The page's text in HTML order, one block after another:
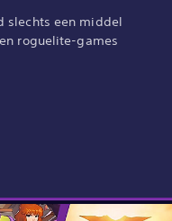
slechts een middel
roguelite-games